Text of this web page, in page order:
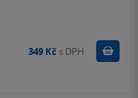
349 Kč s DPH Koupit